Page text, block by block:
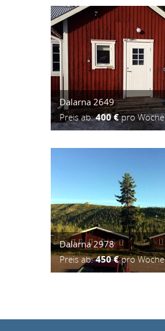
Dalarna 2649
Preis ab:400 €pro Woche
Dalarna 2978
Preis ab:450 €pro Woche